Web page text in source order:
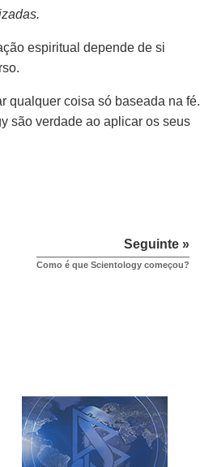
espiritual depende de si
qualquer coisa só baseada na fé.
são verdade ao aplicar os seus
Seguinte »
Como é que Scientology começou?